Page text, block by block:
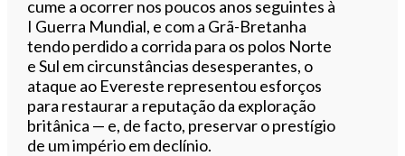
cume a ocorrer nos poucos anos seguintes à
I Guerra Mundial, e com a Grã-Bretanha
tendo perdido a corrida para os polos Norte
e Sul em circunstâncias desesperantes, o
ataque ao Evereste representou esforços
para restaurar a reputação da exploração
britânica — e, de facto, preservar o prestígio
de um império em declínio.